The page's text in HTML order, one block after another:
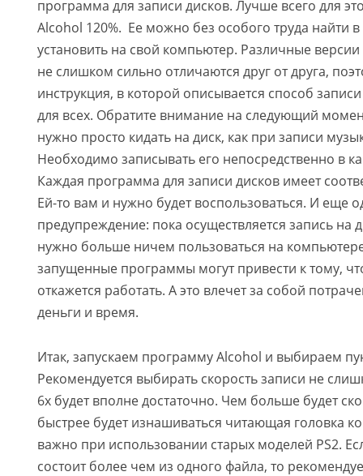
программа для записи дисков. Лучше всего для
Alcohol 120%. Ее можно без особого труда найти в
установить на свой компьютер. Различные
не слишком сильно отличаются друг от друга,
инструкция, в которой описывается способ
для всех. Обратите внимание на следующий
нужно просто кидать на диск, как при записи
Необходимо записывать его непосредственно в
Каждая программа для записи дисков имеет
Ей-то вам и нужно будет воспользоваться. И еще
предупреждение: пока осуществляется запись на
нужно больше ничем пользоваться на
запущенные программы могут привести к тому,
откажется работать. А это влечет за собой
деньги и время.
Итак, запускаем программу Alcohol и выбираем
Рекомендуется выбирать скорость записи не
6x будет вполне достаточно. Чем больше будет
быстрее будет изнашиваться читающая головка
важно при использовании старых моделей PS2.
состоит более чем из одного файла, то